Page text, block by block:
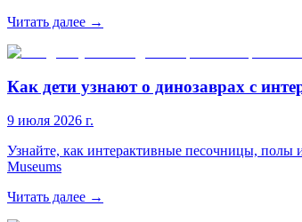
Читать далее →
Как дети узнают о динозаврах с
9 июля 2026 г.
Узнайте, как интерактивные песочницы, полы
Museums
Читать далее →